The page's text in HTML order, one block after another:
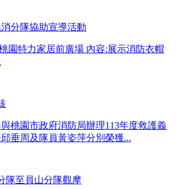
分隊協助宣導活動
園特力家居前廣場 內容:展示消防衣帽
桃園市政府消防局辦理113年度救護義
垂周及隊員黃姿萍分別榮獲...
隊至員山分隊觀摩